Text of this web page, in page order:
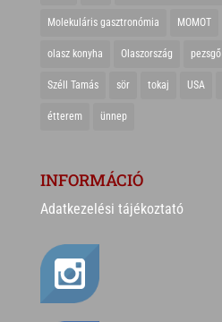
Molekuláris gasztronómia MOMOT
olasz konyha Olaszország pezsgő
Széll Tamás sör tokaj USA
étterem ünnep
INFORMÁCIÓ
Adatkezelési tájékoztató